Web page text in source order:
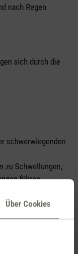
Über Cookies
nach Regen
sich durch die
schwerwiegenden
zu Schwellungen,
führen